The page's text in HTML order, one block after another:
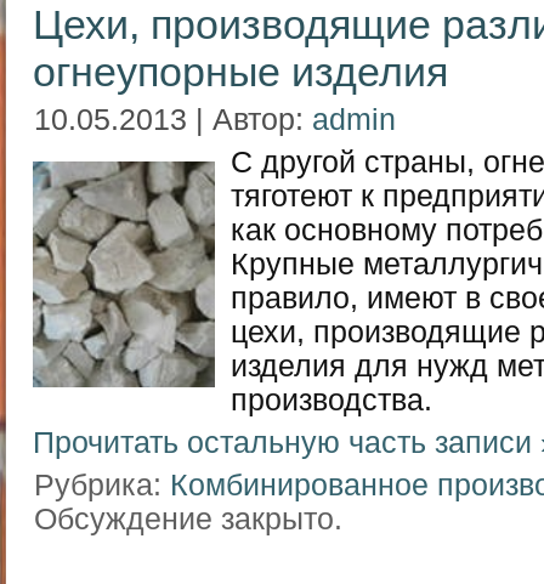
Цехи, производящие
огнеупорные изделия
10.05.2013 | Автор: admin
С другой страны,
тяготеют к
как основному
Крупные
правило, имеют в
цехи, производящие
изделия для нужд
производства.
Прочитать остальную часть записи
Рубрика: Комбинированное
Обсуждение закрыто.